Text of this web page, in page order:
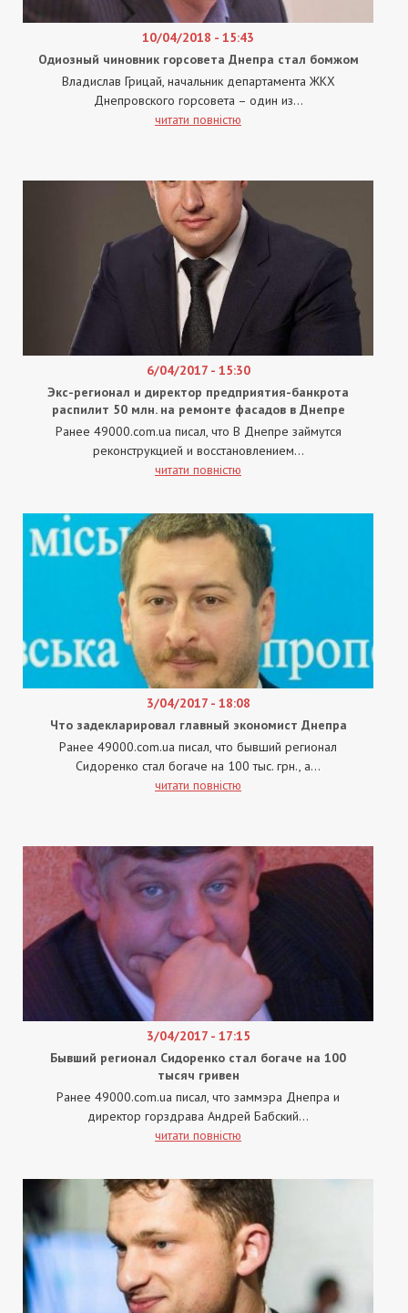
10/04/2018 - 15:43
Одиозный чиновник горсовета Днепра стал бомжом
Владислав Грицай, начальник департамента ЖКХ
Днепровского горсовета – один из...
читати повністю
6/04/2017 - 15:30
Экс-регионал и директор предприятия-банкрота
распилит 50 млн. на ремонте фасадов в Днепре
Ранее 49000.com.ua писал, что В Днепре займутся
реконструкцией и восстановлением...
читати повністю
3/04/2017 - 18:08
Что задекларировал главный экономист Днепра
Ранее 49000.com.ua писал, что бывший регионал
Сидоренко стал богаче на 100 тыс. грн., а...
читати повністю
3/04/2017 - 17:15
Бывший регионал Сидоренко стал богаче на 100
тысяч гривен
Ранее 49000.сom.ua писал, что заммэра Днепра и
директор горздрава Андрей Бабский...
читати повністю